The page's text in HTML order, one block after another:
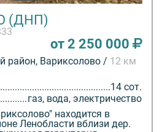
(ДНП)
от 2 250 000
район, Вариксолово / 12 км
14 сот.
газ, вода, электричество
находится в
Ленобласти вблизи дер.